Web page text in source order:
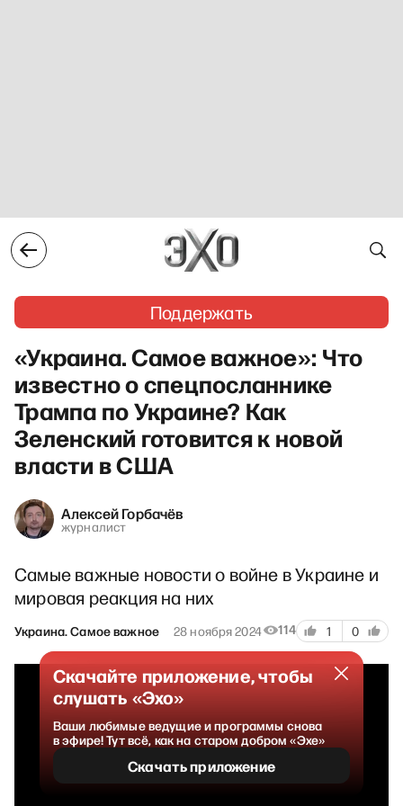
Поддержать
«Украина. Самое важное»: Что
известно о спецпосланнике
Трампа по Украине? Как
Зеленский готовится к новой
власти в США
Алексей Горбачёв
журналист
Самые важные новости о войне в Украине и
мировая реакция на них
Украина. Самое важное 28 ноября 2024 114 1 0
Скачайте приложение, чтобы
слушать «Эхо»
Ваши любимые ведущие и программы снова
в эфире! Тут всё, как на старом добром «Эхе»
Скачать приложение